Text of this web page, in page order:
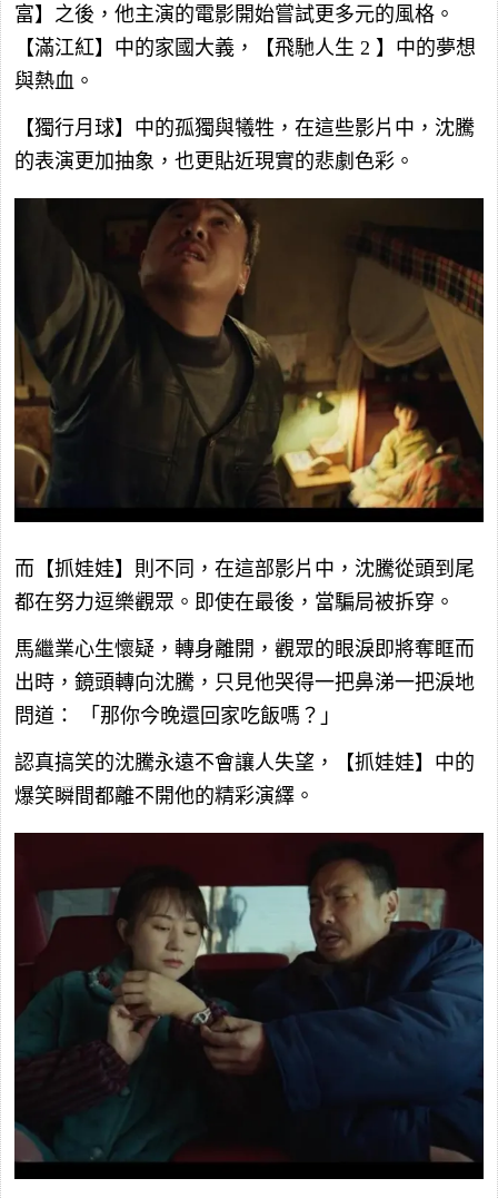
富】之後，他主演的電影開始嘗試更多元的風格。
【滿江紅】中的家國大義，【飛馳人生 2 】中的夢想
與熱血。
【獨行月球】中的孤獨與犧牲，在這些影片中，沈騰
的表演更加抽象，也更貼近現實的悲劇色彩。
而【抓娃娃】則不同，在這部影片中，沈騰從頭到尾
都在努力逗樂觀眾。即使在最後，當騙局被拆穿。
馬繼業心生懷疑，轉身離開，觀眾的眼淚即將奪眶而
出時，鏡頭轉向沈騰，只見他哭得一把鼻涕一把淚地
問道：
「那你今晚還回家吃飯嗎？」
認真搞笑的沈騰永遠不會讓人失望，【抓娃娃】中的
爆笑瞬間都離不開他的精彩演繹。